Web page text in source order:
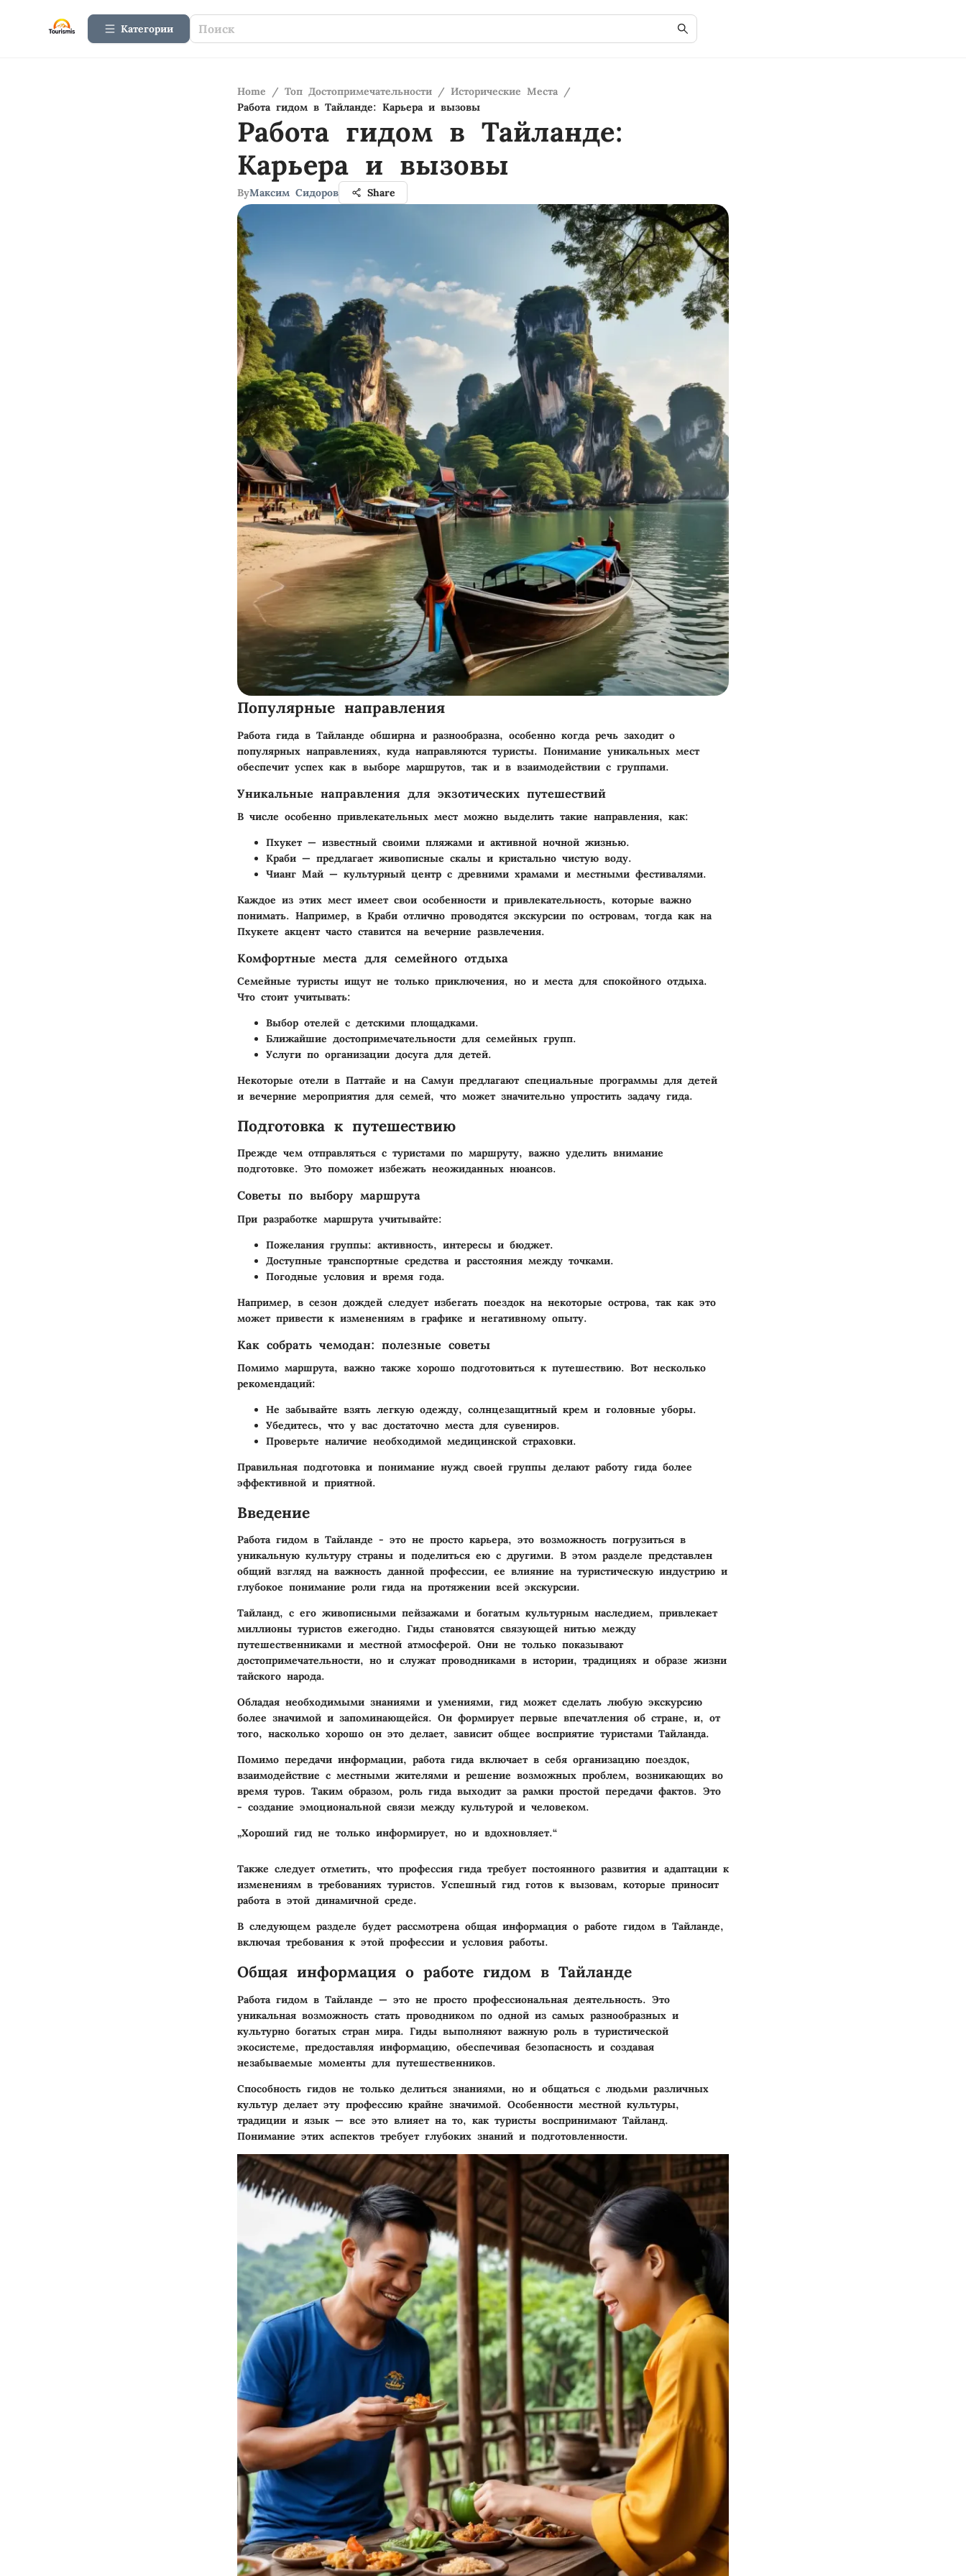
Категории
Home / Топ Достопримечательности / Исторические Места /
Работа гидом в Тайланде: Карьера и вызовы
Работа гидом в Тайланде:
Карьера и вызовы
ByМаксим Сидоров Share
Популярные направления
Работа гида в Тайланде обширна и разнообразна, особенно когда речь заходит о
популярных направлениях, куда направляются туристы. Понимание уникальных мест
обеспечит успех как в выборе маршрутов, так и в взаимодействии с группами.
Уникальные направления для экзотических путешествий
В числе особенно привлекательных мест можно выделить такие направления, как:
Пхукет — известный своими пляжами и активной ночной жизнью.
Краби — предлагает живописные скалы и кристально чистую воду.
Чианг Май — культурный центр с древними храмами и местными фестивалями.
Каждое из этих мест имеет свои особенности и привлекательность, которые важно
понимать. Например, в Краби отлично проводятся экскурсии по островам, тогда как на
Пхукете акцент часто ставится на вечерние развлечения.
Комфортные места для семейного отдыха
Семейные туристы ищут не только приключения, но и места для спокойного отдыха.
Что стоит учитывать:
Выбор отелей с детскими площадками.
Ближайшие достопримечательности для семейных групп.
Услуги по организации досуга для детей.
Некоторые отели в Паттайе и на Самуи предлагают специальные программы для детей
и вечерние мероприятия для семей, что может значительно упростить задачу гида.
Подготовка к путешествию
Прежде чем отправляться с туристами по маршруту, важно уделить внимание
подготовке. Это поможет избежать неожиданных нюансов.
Советы по выбору маршрута
При разработке маршрута учитывайте:
Пожелания группы: активность, интересы и бюджет.
Доступные транспортные средства и расстояния между точками.
Погодные условия и время года.
Например, в сезон дождей следует избегать поездок на некоторые острова, так как это
может привести к изменениям в графике и негативному опыту.
Как собрать чемодан: полезные советы
Помимо маршрута, важно также хорошо подготовиться к путешествию. Вот несколько
рекомендаций:
Не забывайте взять легкую одежду, солнцезащитный крем и головные уборы.
Убедитесь, что у вас достаточно места для сувениров.
Проверьте наличие необходимой медицинской страховки.
Правильная подготовка и понимание нужд своей группы делают работу гида более
эффективной и приятной.
Введение
Работа гидом в Тайланде - это не просто карьера, это возможность погрузиться в
уникальную культуру страны и поделиться ею с другими. В этом разделе представлен
общий взгляд на важность данной профессии, ее влияние на туристическую индустрию и
глубокое понимание роли гида на протяжении всей экскурсии.
Тайланд, с его живописными пейзажами и богатым культурным наследием, привлекает
миллионы туристов ежегодно. Гиды становятся связующей нитью между
путешественниками и местной атмосферой. Они не только показывают
достопримечательности, но и служат проводниками в истории, традициях и образе жизни
тайского народа.
Обладая необходимыми знаниями и умениями, гид может сделать любую экскурсию
более значимой и запоминающейся. Он формирует первые впечатления об стране, и, от
того, насколько хорошо он это делает, зависит общее восприятие туристами Тайланда.
Помимо передачи информации, работа гида включает в себя организацию поездок,
взаимодействие с местными жителями и решение возможных проблем, возникающих во
время туров. Таким образом, роль гида выходит за рамки простой передачи фактов. Это
- создание эмоциональной связи между культурой и человеком.
„Хороший гид не только информирует, но и вдохновляет.“
Также следует отметить, что профессия гида требует постоянного развития и адаптации к
изменениям в требованиях туристов. Успешный гид готов к вызовам, которые приносит
работа в этой динамичной среде.
В следующем разделе будет рассмотрена общая информация о работе гидом в Тайланде,
включая требования к этой профессии и условия работы.
Общая информация о работе гидом в Тайланде
Работа гидом в Тайланде — это не просто профессиональная деятельность. Это
уникальная возможность стать проводником по одной из самых разнообразных и
культурно богатых стран мира. Гиды выполняют важную роль в туристической
экосистеме, предоставляя информацию, обеспечивая безопасность и создавая
незабываемые моменты для путешественников.
Способность гидов не только делиться знаниями, но и общаться с людьми различных
культур делает эту профессию крайне значимой. Особенности местной культуры,
традиции и язык — все это влияет на то, как туристы воспринимают Тайланд.
Понимание этих аспектов требует глубоких знаний и подготовленности.